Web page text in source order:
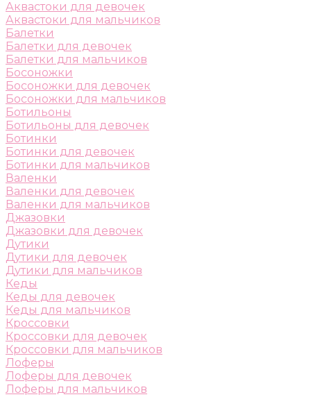
Аквастоки для девочек
Аквастоки для мальчиков
Балетки
Балетки для девочек
Балетки для мальчиков
Босоножки
Босоножки для девочек
Босоножки для мальчиков
Ботильоны
Ботильоны для девочек
Ботинки
Ботинки для девочек
Ботинки для мальчиков
Валенки
Валенки для девочек
Валенки для мальчиков
Джазовки
Джазовки для девочек
Дутики
Дутики для девочек
Дутики для мальчиков
Кеды
Кеды для девочек
Кеды для мальчиков
Кроссовки
Кроссовки для девочек
Кроссовки для мальчиков
Лоферы
Лоферы для девочек
Лоферы для мальчиков